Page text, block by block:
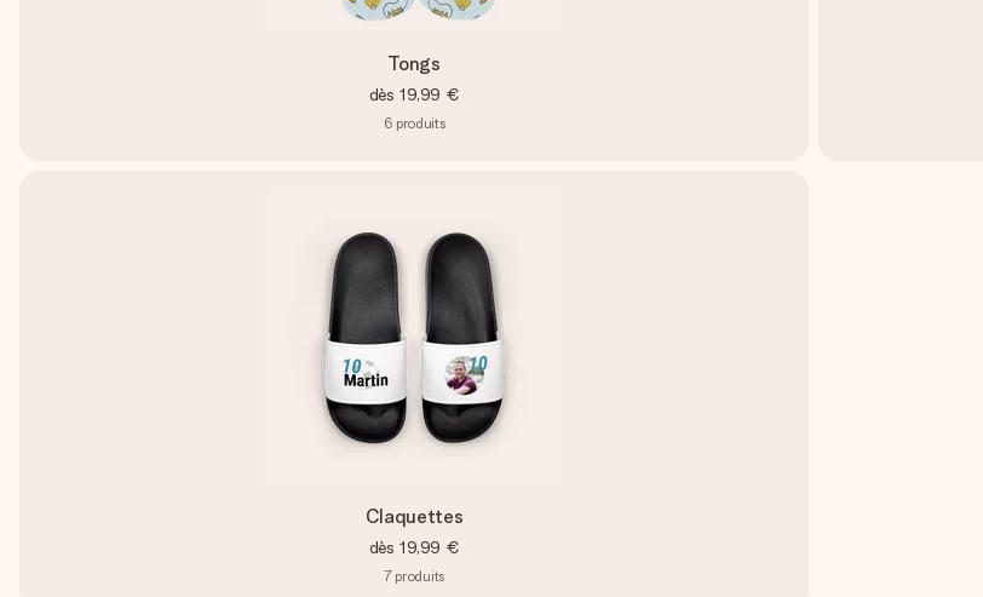
Tongs
dès 19,99 €
6 produits
Claquettes
dès 19,99 €
7 produits